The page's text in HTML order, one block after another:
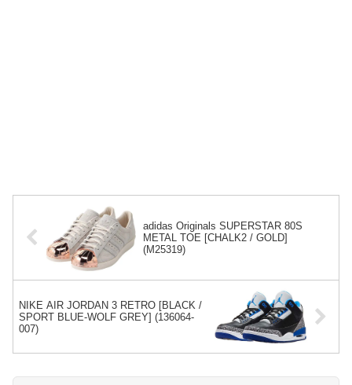
adidas Originals SUPERSTAR 80S
METAL TOE [CHALK2 / GOLD]
(M25319)
NIKE AIR JORDAN 3 RETRO [BLACK /
SPORT BLUE-WOLF GREY] (136064-
007)